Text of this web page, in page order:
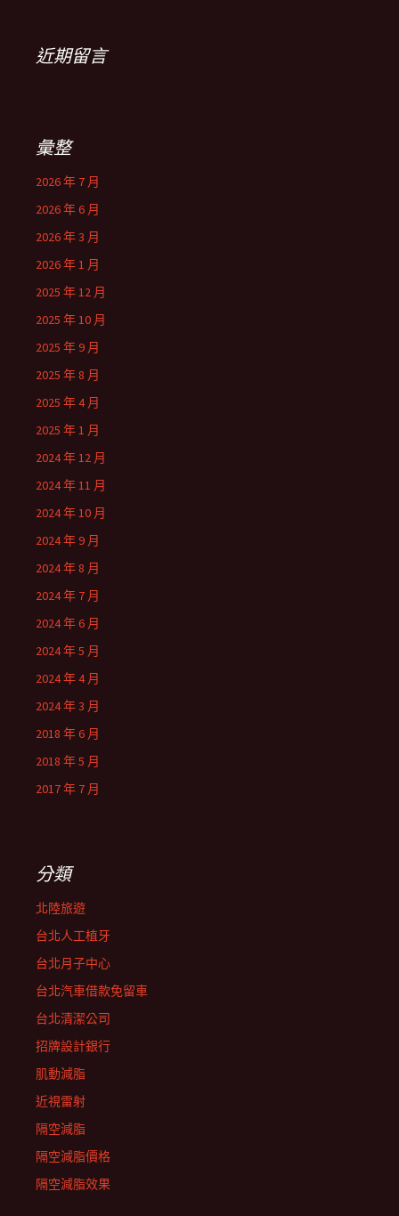
近期留言
彙整
2026 年 7 月
2026 年 6 月
2026 年 3 月
2026 年 1 月
2025 年 12 月
2025 年 10 月
2025 年 9 月
2025 年 8 月
2025 年 4 月
2025 年 1 月
2024 年 12 月
2024 年 11 月
2024 年 10 月
2024 年 9 月
2024 年 8 月
2024 年 7 月
2024 年 6 月
2024 年 5 月
2024 年 4 月
2024 年 3 月
2018 年 6 月
2018 年 5 月
2017 年 7 月
分類
北陸旅遊
台北人工植牙
台北月子中心
台北汽車借款免留車
台北清潔公司
招牌設計銀行
肌動減脂
近視雷射
隔空減脂
隔空減脂價格
隔空減脂效果